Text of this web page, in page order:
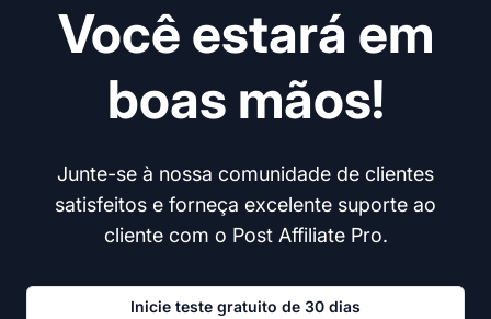
Você estará em
boas mãos!
Junte-se à nossa comunidade de clientes
satisfeitos e forneça excelente suporte ao
cliente com o Post Affiliate Pro.
Inicie teste gratuito de 30 dias